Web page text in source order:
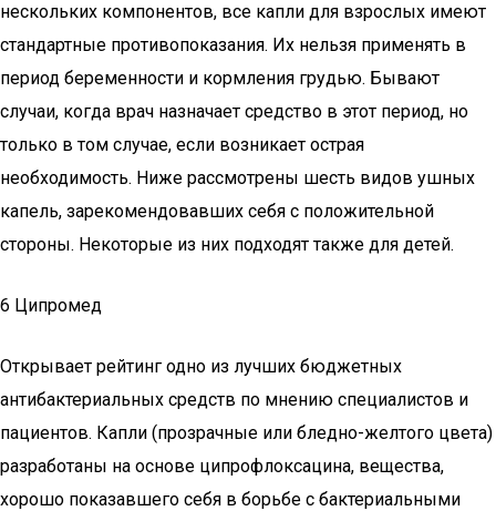
нескольких компонентов, все капли для взрослых имеют
стандартные противопоказания. Их нельзя применять в
период беременности и кормления грудью. Бывают
случаи, когда врач назначает средство в этот период, но
только в том случае, если возникает острая
необходимость. Ниже рассмотрены шесть видов ушных
капель, зарекомендовавших себя с положительной
стороны. Некоторые из них подходят также для детей.
6 Ципромед
Открывает рейтинг одно из лучших бюджетных
антибактериальных средств по мнению специалистов и
пациентов. Капли (прозрачные или бледно-желтого цвета)
разработаны на основе ципрофлоксацина, вещества,
хорошо показавшего себя в борьбе с бактериальными